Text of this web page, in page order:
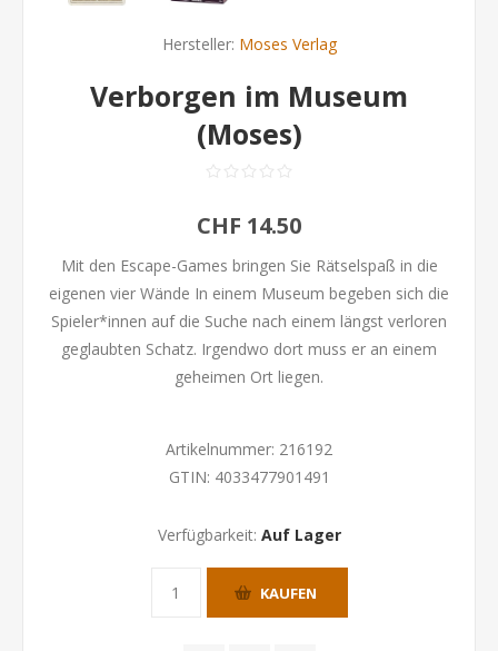
Hersteller: Moses Verlag
Verborgen im Museum
(Moses)
CHF 14.50
Mit den Escape-Games bringen Sie Rätselspaß in die
eigenen vier Wände In einem Museum begeben sich die
Spieler*innen auf die Suche nach einem längst verloren
geglaubten Schatz. Irgendwo dort muss er an einem
geheimen Ort liegen.
Artikelnummer: 216192
GTIN: 4033477901491
Verfügbarkeit: Auf Lager
KAUFEN